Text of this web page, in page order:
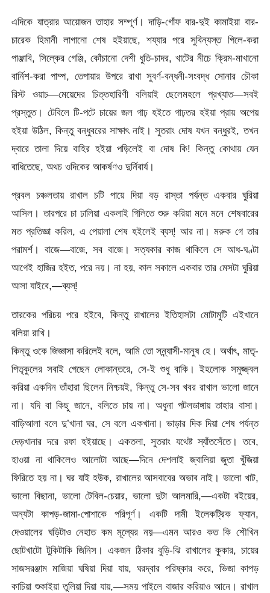
এদিকে যাত্রার আয়োজন তাহার সম্পূর্ণ। দাড়ি-গোঁফ বার-দুই কামাইয়া বার-
চারেক হিমানী লাগানো শেষ হইয়াছে, শয্যার পরে সুবিন্যস্ত গিলে-করা
পাঞ্জাবি, সিল্কের গেঞ্জি, কোঁচানো দেশী ধুতি-চাদর, খাটের নীচে ক্রিম-মাখানো
বার্নিশ-করা পাম্প, তেপায়ার উপরে রাখা সুবর্ণ-বন্ধনী-সংবদ্ধ সোনার চৌকা
রিস্ট ওয়াচ—মেয়েদের চিত্তহারিণী বলিয়াই ছেলেমহলে প্রখ্যাত—সবই
প্রস্তুত। টেবিলে টি-পটে চায়ের জল গাঢ় হইতে গাঢ়তর হইয়া প্রায় অপেয়
হইয়া উঠিল, কিন্তু বন্ধুবরের সাক্ষাৎ নাই। সুতরাং দোষ যখন বন্ধুরই, তখন
দ্বারে তালা দিয়ে বাহির হইয়া পড়িলেই বা দোষ কি! কিন্তু কোথায় যেন
বাধিতেছে, অথচ ওদিকের আকর্ষণও দুর্নিবার্য।
প্রবল চঞ্চলতায় রাখাল চটি পায়ে দিয়া বড় রাস্তা পর্যন্ত একবার ঘুরিয়া
আসিল। তারপরে চা ঢালিয়া একলাই গিলিতে শুরু করিয়া মনে মনে শেষবারের
মত প্রতিজ্ঞা করিল, এ পেয়ালা শেষ হইলেই ব্যস্! আর না। মরুক গে তার
পরামর্শ। বাজে—বাজে, সব বাজে। সত্যকার কাজ থাকিলে সে আধ-ঘণ্টা
আগেই হাজির হইত, পরে নয়। না হয়, কাল সকালে একবার তার মেসটা ঘুরিয়া
আসা যাইবে,—ব্যস্!
তারকের পরিচয় পরে হইবে, কিন্তু রাখালের ইতিহাসটা মোটামুটি এইখানে
বলিয়া রাখি।
কিন্তু ওকে জিজ্ঞাসা করিলেই বলে, আমি তো সন্ন্যাসী-মানুষ হে। অর্থাৎ, মাতৃ-
পিতৃকুলের সবাই গেছেন লোকান্তরে, সে-ই শুধু বাকি। ইহলোক সমুজ্জ্বল
করিয়া একদিন তাঁহারা ছিলেন নিশ্চয়ই, কিন্তু সে-সব খবর রাখাল ভালো জানে
না। যদি বা কিছু জানে, বলিতে চায় না। অধুনা পটলডাঙ্গায় তাহার বাসা।
বাড়িআলা বলে দু’খানা ঘর, সে বলে একখানা। ভাড়ার দিক দিয়া শেষ পর্যন্ত
দেড়খানার দরে রফা হইয়াছে। একতলা, সুতরাং যথেষ্ট স্যাঁতসেঁতে। তবে,
হাওয়া না থাকিলেও আলোটা আছে—দিনে দেশলাই জ্বালিয়া জুতা খুঁজিয়া
ফিরিতে হয় না। ঘর যাই হউক, রাখালের আসবাবের অভাব নাই। ভালো খাট,
ভালো বিছানা, ভালো টেবিল-চেয়ার, ভালো দুটা আলমারি,—একটা বইয়ের,
অন্যটা কাপড়-জামা-পোশাকে পরিপূর্ণ। একটি দামী ইলেকট্রিক ফ্যান,
দেওয়ালের ঘড়িটাও নেহাত কম মূল্যের নয়—এমন আরও কত কি শৌখিন
ছোটখাটো টুকিটাকি জিনিস। একজন ঠিকার বুড়ি-ঝি রাখালের কুকার, চায়ের
সাজসরঞ্জাম মাজিয়া ঘষিয়া দিয়া যায়, ঘরদ্বার পরিষ্কার করে, ভিজা কাপড়
কাচিয়া শুকাইয়া তুলিয়া দিয়া যায়,—সময় পাইলে বাজার করিয়াও আনে। রাখাল